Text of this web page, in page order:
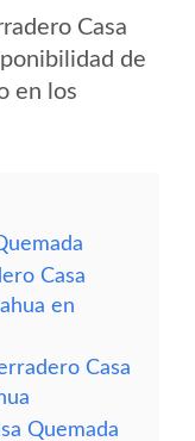
Casa
de
en los
Casa
en
Casa
Quemada